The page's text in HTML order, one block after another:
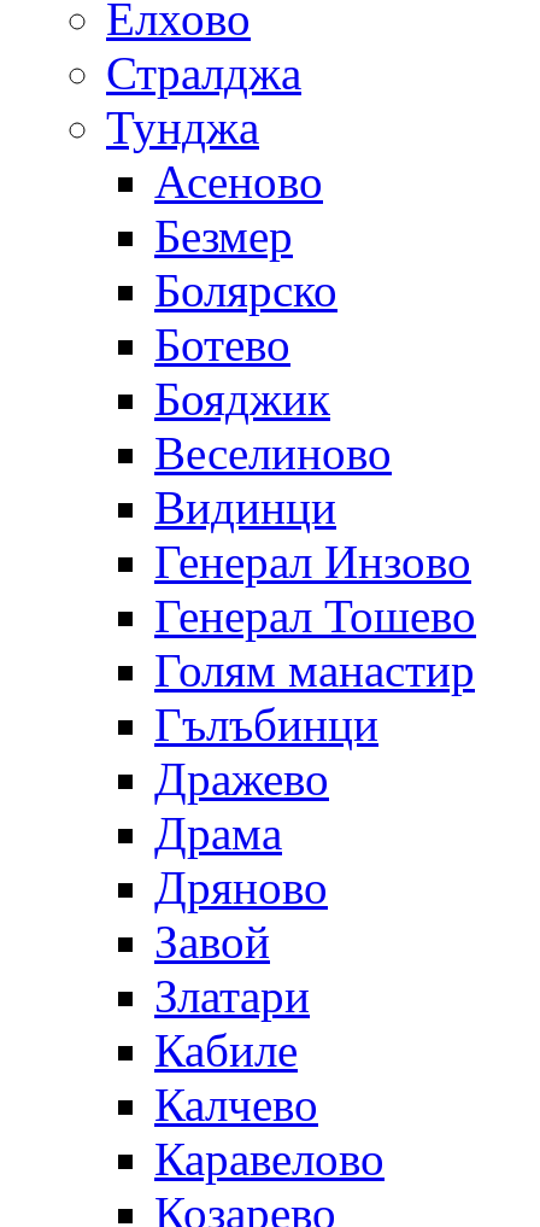
Елхово
Стралджа
Тунджа
Асеново
Безмер
Болярско
Ботево
Бояджик
Веселиново
Видинци
Генерал Инзово
Генерал Тошево
Голям манастир
Гълъбинци
Дражево
Драма
Дряново
Завой
Златари
Кабиле
Калчево
Каравелово
Козарево